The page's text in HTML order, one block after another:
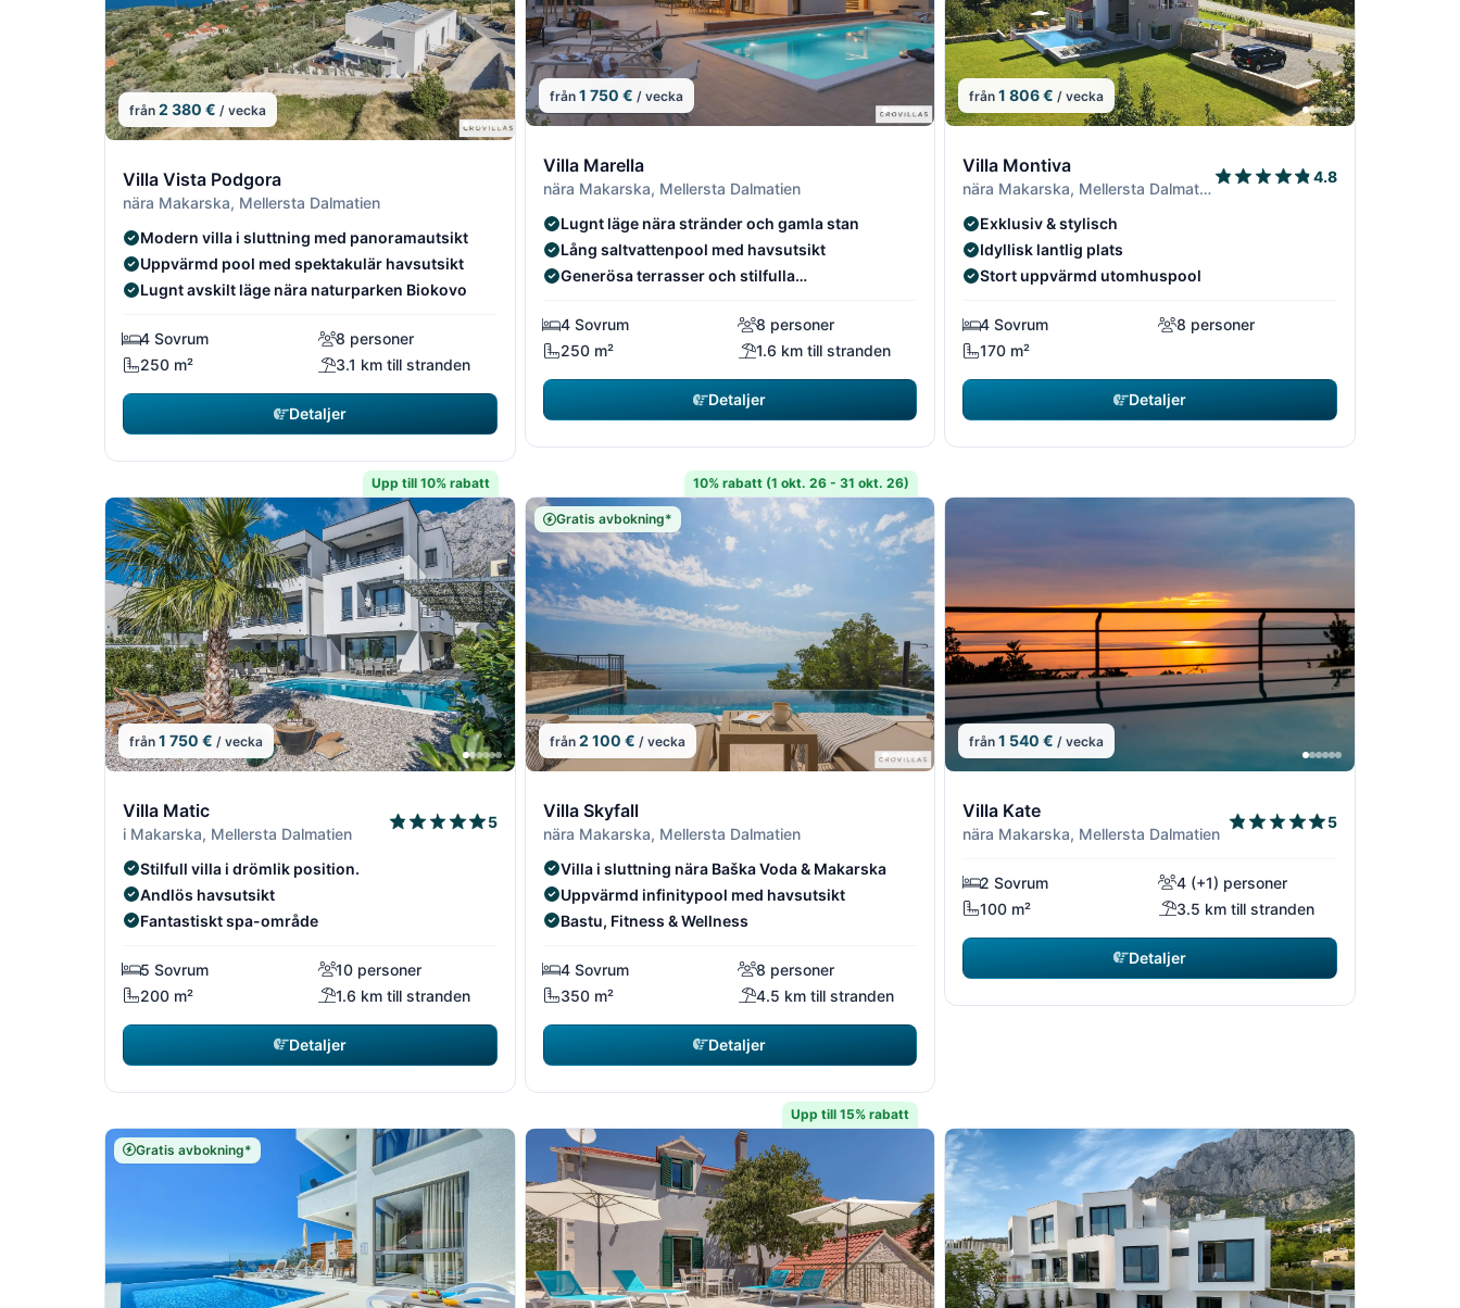
1/19 1/19
från 2 380 € / vecka
Villa Vista Podgora
nära Makarska, Mellersta Dalmatien
Modern villa i sluttning med panoramautsikt
Uppvärmd pool med spektakulär havsutsikt
Lugnt avskilt läge nära naturparken Biokovo
4 Sovrum
8 personer
250 m²
3.1 km till stranden
Detaljer
från 1 750 € / vecka
Villa Marella
nära Makarska, Mellersta Dalmatien
Lugnt läge nära stränder och gamla stan
Lång saltvattenpool med havsutsikt
Generösa terrasser och stilfulla
4 Sovrum
8 personer
250 m²
1.6 km till stranden
Detaljer
från1 806 € / vecka
Villa Montiva
nära Makarska, Mellersta Dalmatien
4.8
Exklusiv & stylisch
Idyllisk lantlig plats
Stort uppvärmd utomhuspool
4 Sovrum
8 personer
170 m²
Detaljer
Upp till 10% rabatt
från 1 750 € / vecka
Villa Matic
i Makarska, Mellersta Dalmatien
5
Stilfull villa i drömlik position.
Andlös havsutsikt
Fantastiskt spa-område
5 Sovrum
10 personer
200 m²
1.6 km till stranden
Detaljer
10% rabatt (1 okt. 26 - 31 okt. 26)
Gratis avbokning*
från 2 100 € / vecka
Villa Skyfall
nära Makarska, Mellersta Dalmatien
Villa i sluttning nära Baška Voda & Makarska
Uppvärmd infinitypool med havsutsikt
Bastu, Fitness & Wellness
4 Sovrum
8 personer
350 m²
4.5 km till stranden
Detaljer
från1 540 € / vecka
Villa Kate
nära Makarska, Mellersta Dalmatien
5
2 Sovrum
4 (+1) personer
100 m²
3.5 km till stranden
Detaljer
Gratis avbokning*
Upp till 15% rabatt